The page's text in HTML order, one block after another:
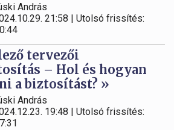
András
21:58 | Utolsó frissítés:
tervezői
– Hol és hogyan
a biztosítást? »
András
19:48 | Utolsó frissítés: